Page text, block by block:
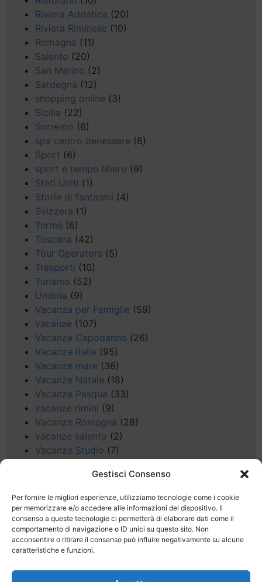
Gestisci Consenso
Per fornire le migliori esperienze, utilizziamo tecnologie come i cookie
per memorizzare e/o accedere alle informazioni del dispositivo. Il
consenso a queste tecnologie ci permetterà di elaborare dati come il
comportamento di navigazione o ID unici su questo sito. Non
acconsentire o ritirare il consenso può influire negativamente su alcune
caratteristiche e funzioni.
Riviera Adriatica (20)
Riviera Riminese (10)
Romagna (11)
Salento (20)
San Marino (2)
Sardegna (12)
shopping online (3)
Sicilia (22)
Sorrento (6)
spa centro benessere (8)
Sport (6)
sport e tempo libero (9)
Stati Uniti (1)
Storie di fantasmi (4)
Svizzera (1)
Terme (6)
Toscana (42)
Tour Operators (5)
Trasporti (10)
Turismo (52)
Umbria (9)
Vacanza per Famiglie (59)
vacanze (107)
Vacanze Capodanno (26)
Vacanze Italia (95)
Vacanze mare (36)
Vacanze Natale (18)
Vacanze Pasqua (33)
vacanze rimini (9)
Vacanze Romagna (28)
vacanze salento (2)
Vacanze Studio (7)
(5)
Veneto (25)
Voli low cost(4)
Web(9)
week end(45)
Wellness(11)